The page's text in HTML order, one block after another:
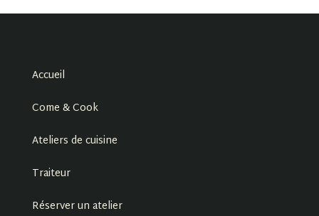
Accueil
Come & Cook
Ateliers de cuisine
Traiteur
Réserver un atelier